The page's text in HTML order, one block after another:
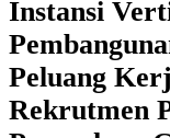
Instansi
Peluang
Rekrutmen